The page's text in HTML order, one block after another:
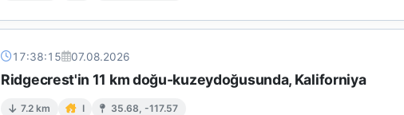
17:38:15 07.08.2026
Ridgecrest'in 11 km doğu-kuzeydoğusunda, Kaliforniya
7.2 km I 35.68, -117.57